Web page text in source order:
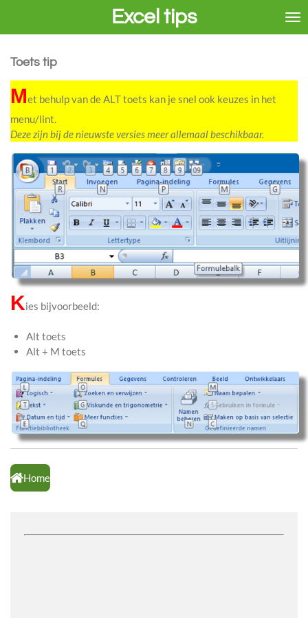
de
Excel tips
Toets tip
Met behulp van de ALT toets kan je snel ook keuzes in het
menu/lint.
Deze zijn bij de nieuwste versies meer allemaal beschikbaar.
Kies bijvoorbeeld:
Alt toets
Alt + M toets
Home